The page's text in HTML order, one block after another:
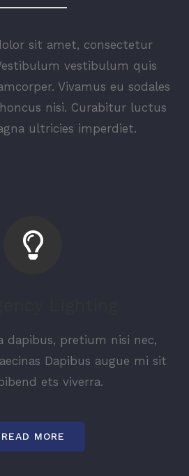
sit amet, consectetur
vestibulum quis
Vivamus eu sodales
nisi. Curabitur luctus
ultricies imperdiet.
dapibus, pretium nisi nec,
Dapibus augue mi sit
ets viverra.
READ MORE